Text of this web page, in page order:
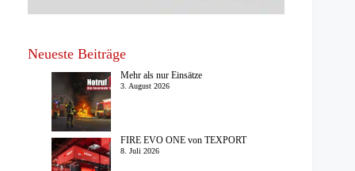
Neueste Beiträge
Mehr als nur Einsätze
3. August 2026
FIRE EVO ONE von TEXPORT
8. Juli 2026